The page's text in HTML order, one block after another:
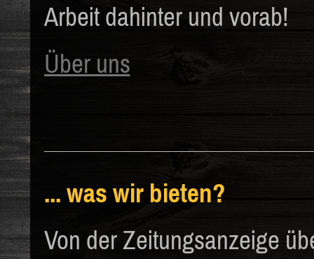
Arbeit dahinter und vorab!
Über uns
... was wir bieten?
Von der Zeitungsanzeige